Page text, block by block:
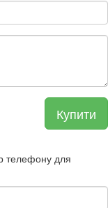
Купити
телефону для